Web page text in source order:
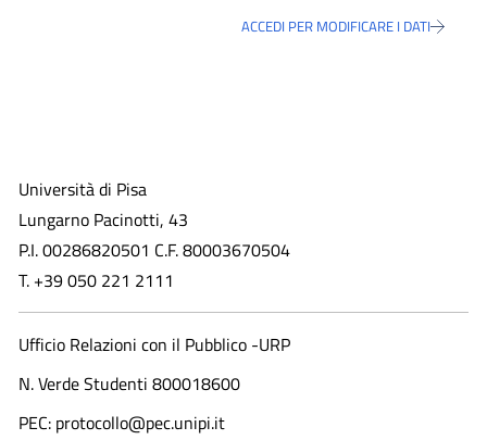
ACCEDI PER MODIFICARE I DATI
Università di Pisa
Lungarno Pacinotti, 43
P.I. 00286820501 C.F. 80003670504
T. +39 050 221 2111
Ufficio Relazioni con il Pubblico -URP
N. Verde Studenti 800018600​
PEC: protocollo@pec.unipi.it